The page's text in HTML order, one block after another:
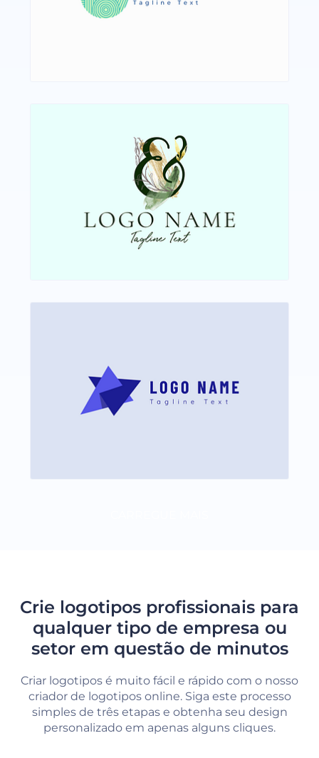
Crie logotipos profissionais para
qualquer tipo de empresa ou
setor em questão de minutos
Criar logotipos é muito fácil e rápido com o nosso
criador de logotipos online. Siga este processo
simples de três etapas e obtenha seu design
personalizado em apenas alguns cliques.